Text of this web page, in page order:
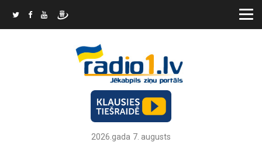
2026.gada 7. augusts